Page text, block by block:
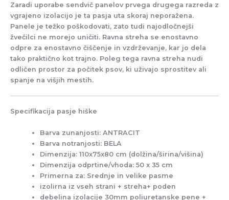
Zaradi uporabe sendvič panelov prvega drugega razreda z
vgrajeno izolacijo je ta pasja uta skoraj neporažena.
Panele je težko poškodovati, zato tudi najodločnejši
žvečilci ne morejo uničiti. Ravna streha se enostavno
odpre za enostavno čiščenje in vzdrževanje, kar jo dela
tako praktično kot trajno. Poleg tega ravna streha nudi
odličen prostor za počitek psov, ki uživajo sprostitev ali
spanje na višjih mestih.
Specifikacija pasje hiške
Barva zunanjosti:ANTRACIT
Barva notranjosti: BELA
Dimenzija:110x75x80 cm (dolžina/širina/višina)
Dimenzija odprtine/vhoda:50 x 35 cm
Primerna za: Srednje in velike pasme
izolirna iz vseh strani + streha+ poden
debelina izolacije 30mm poliuretanske pene +